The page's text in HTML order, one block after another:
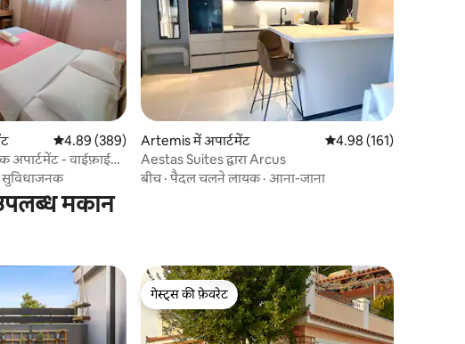
औसत रेटिंग 5 में से 4.89, 389 समीक्षाएँ
4.89 (389)
अपार्टमेंट - वाईफ़ाई
सुविधाजनक
Artemis में अपार्टमेंट औसत रेटिंग 5 में से 4.98,
4.98 (161)
Aestas Suites द्वारा Arcus
बीच·पैदल चलने लायक· आना-जाना
मकान
गेस्ट्स की फ़ेवरेट
गेस्ट्स की फ़ेवरेट